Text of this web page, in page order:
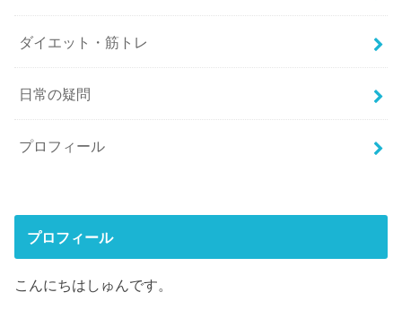
ダイエット・筋トレ
日常の疑問
プロフィール
プロフィール
こんにちはしゅんです。